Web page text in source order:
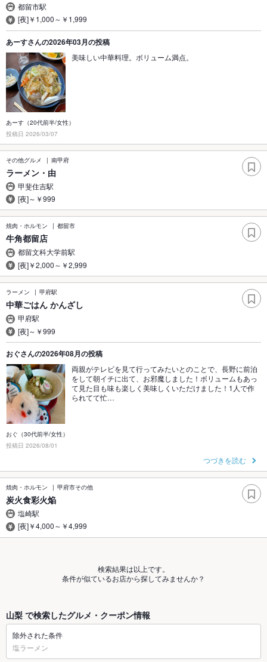
都留市駅
[夜]￥1,000～￥1,999
あーすさんの2026年03月の投稿
美味しい中華料理。ボリューム満点。
あーす（20代前半/女性）
投稿日 2026/03/07
その他グルメ 南甲府
ラーメン・由
甲斐住吉駅
[夜]～￥999
焼肉・ホルモン 都留市
牛角都留店
都留文科大学前駅
[夜]￥2,000～￥2,999
ラーメン 甲府駅
中華ごはん かんざし
甲府駅
[夜]～￥999
おぐさんの2026年08月の投稿
両親がテレビを見て行ってみたいとのことで、長野に前泊
をして朝イチに出て、お邪魔しました！ボリュームもあっ
て見た目も味も楽しく美味しくいただけました！1人で作
られてて忙…
おぐ（30代前半/女性）
投稿日 2026/08/01
つづきを読む
焼肉・ホルモン 甲府市その他
炭火食彩火焔
塩崎駅
[夜]￥4,000～￥4,999
検索結果は以上です。
条件が似ているお店から探してみませんか？
山梨 で検索したグルメ・クーポン情報
除外された条件
塩ラーメン